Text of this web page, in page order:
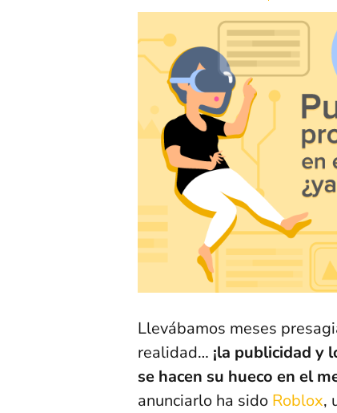
Llevábamos meses
realidad… ¡la publicidad y
se hacen su hueco en el
anunciarlo ha sido Roblox,